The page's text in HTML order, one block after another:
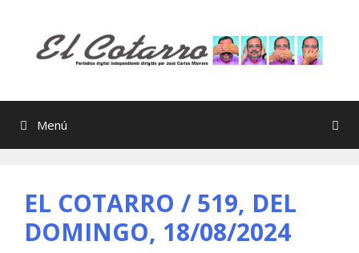
contenido
Menú
EL COTARRO / 519, DEL
DOMINGO, 18/08/2024